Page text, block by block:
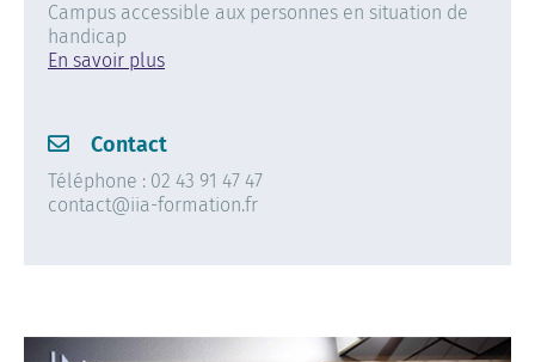
Campus accessible aux personnes en situation de
handicap
En savoir plus
Contact
Téléphone : 02 43 91 47 47
contact@iia-formation.fr